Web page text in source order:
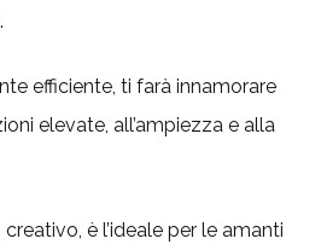
efficiente, ti farà innamorare
elevate, all’ampiezza e alla
è l’ideale per le amanti